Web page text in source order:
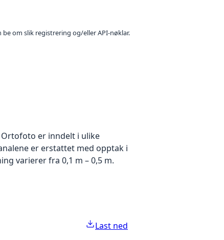
om slik registrering og/eller API-nøklar.
er inndelt i ulike
er erstattet med opptak i
varierer fra 0,1 m – 0,5 m.
Last ned